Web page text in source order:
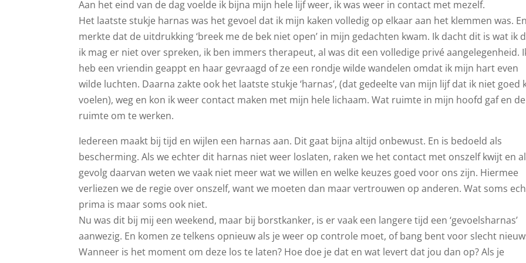
Aan het eind van de dag voelde ik bijna mijn hele lijf weer, ik was weer in contact met mezelf.
Het laatste stukje harnas was het gevoel dat ik mijn kaken volledig op elkaar aan het klemmen was.
merkte dat de uitdrukking ‘breek me de bek niet open’ in mijn gedachten kwam. Ik dacht dit is wat ik
ik mag er niet over spreken, ik ben immers therapeut, al was dit een volledige privé aangelegenheid.
heb een vriendin geappt en haar gevraagd of ze een rondje wilde wandelen omdat ik mijn hart even
wilde luchten. Daarna zakte ook het laatste stukje ‘harnas’, (dat gedeelte van mijn lijf dat ik niet goed
voelen), weg en kon ik weer contact maken met mijn hele lichaam. Wat ruimte in mijn hoofd gaf en de
ruimte om te werken.
Iedereen maakt bij tijd en wijlen een harnas aan. Dit gaat bijna altijd onbewust. En is bedoeld als
bescherming. Als we echter dit harnas niet weer loslaten, raken we het contact met onszelf kwijt en
gevolg daarvan weten we vaak niet meer wat we willen en welke keuzes goed voor ons zijn. Hiermee
verliezen we de regie over onszelf, want we moeten dan maar vertrouwen op anderen. Wat soms
prima is maar soms ook niet.
Nu was dit bij mij een weekend, maar bij borstkanker, is er vaak een langere tijd een ‘gevoelsharnas’
aanwezig. En komen ze telkens opnieuw als je weer op controle moet, of bang bent voor slecht
Wanneer is het moment om deze los te laten? Hoe doe je dat en wat levert dat jou dan op? Als je